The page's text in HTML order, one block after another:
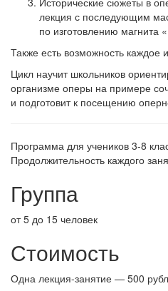
лекция с последующим
по изготовлению
Также есть возможность каждое
Цикл научит школьников
организме оперы на примере
и подготовит к посещению
Программа для учеников 3-8
Продолжительность каждого
Группа
от 5 до 15 человек
Стоимость
Одна лекция-занятие — 500